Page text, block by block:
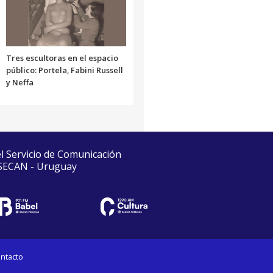
Tres escultoras en el espacio
público: Portela, Fabini Russell
y Neffa
de Comunicación
- Uruguay